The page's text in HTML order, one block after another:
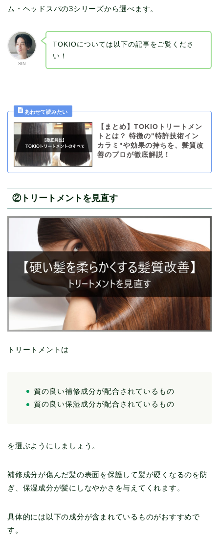
ム・ヘッドスパの3シリーズから選べます。
SIN
TOKIOについては以下の記事をご覧くださ
い！
【まとめ】TOKIOトリートメン
トとは？ 特徴の"特許技術イン
カラミ"や効果の持ちを、髪質改
善のプロが徹底解説！
②トリートメントを見直す
トリートメントは
質の良い補修成分が配合されているもの
質の良い保湿成分が配合されているもの
を選ぶようにしましょう。
補修成分が傷んだ髪の表面を保護して髪が硬くなるのを防
ぎ、保湿成分が髪にしなやかさを与えてくれます。
具体的には以下の成分が含まれているものがおすすめで
す。